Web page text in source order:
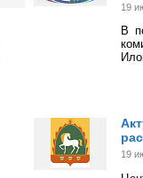
19
В
19